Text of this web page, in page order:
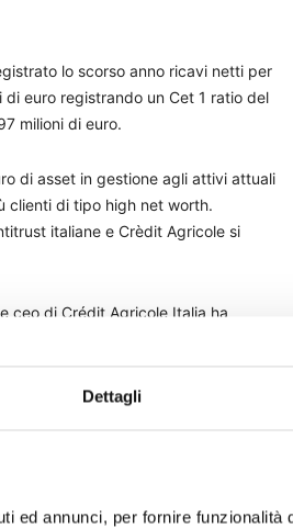
Dettagli
ed annunci, per fornire funzionalità
lo scorso anno ricavi netti per
euro registrando un Cet 1 ratio del
milioni di euro.
di asset in gestione agli attivi attuali
clienti di tipo high net worth.
italiane e Crèdit Agricole si
ceo di Crédit Agricole Italia ha
miliare in un anno ricco di eventi
l’accordo per l’acquisizione di
entro la fine dell’anno, oltre ad
ha ulteriormente dimostrato il proprio
Il gruppo francese intende
la clientela high net worth e di